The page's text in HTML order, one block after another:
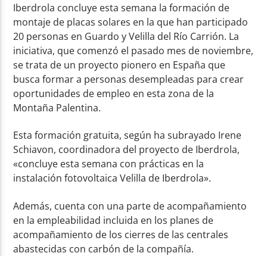
Iberdrola concluye esta semana la formación de
montaje de placas solares en la que han participado
20 personas en Guardo y Velilla del Río Carrión. La
iniciativa, que comenzó el pasado mes de noviembre,
se trata de un proyecto pionero en España que
busca formar a personas desempleadas para crear
oportunidades de empleo en esta zona de la
Montaña Palentina.
Esta formación gratuita, según ha subrayado Irene
Schiavon, coordinadora del proyecto de Iberdrola,
«concluye esta semana con prácticas en la
instalación fotovoltaica Velilla de Iberdrola».
Además, cuenta con una parte de acompañamiento
en la empleabilidad incluida en los planes de
acompañamiento de los cierres de las centrales
abastecidas con carbón de la compañía.